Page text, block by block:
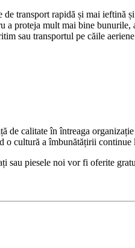
transport rapidă și mai
a proteja mult mai bine
sau transportul pe căile
de calitate în întreaga
o cultură a îmbunătățirii continue
sau piesele noi vor fi oferite